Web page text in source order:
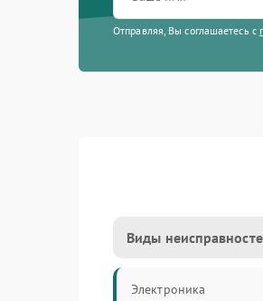
Отправляя, Вы соглашаетесь с
Виды
Электроника